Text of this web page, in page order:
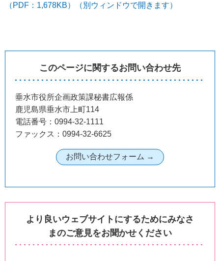
（PDF：1,678KB）（別ウィンドウで開きます）
このページに関するお問い合わせ先
垂水市役所企画政策課秘書広報係
鹿児島県垂水市上町114
電話番号：0994-32-1111
ファックス：0994-32-6625
より良いウェブサイトにするためにみなさ
まのご意見をお聞かせください